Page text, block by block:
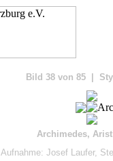
Bild 38 von 85 |
Archimedes,
Aufnahme: Josef Laufer,